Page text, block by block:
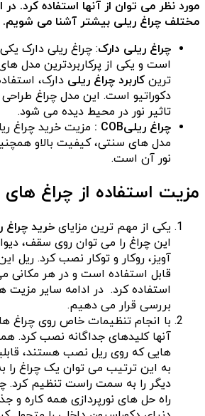
مورد نظر می توان از آنها استفاده کرد. در
مختلف چراغ ریلی بیشتر آشنا می شویم.
چراغ ریلی دارک: چراغ ریلی دارک
است و یکی از پرکاربردترین مدل
ترین کاربرد چراغ ریلی دارک،
دکوراتیو است. این مدل چراغ طراحی
تاثیر نور در محیط دیده می شود.
چراغ ریلیCOB :
مدل های سنتی، کیفیت بالاو
نور آن است.
مزیت استفاده از چراغ های
یکی از مهم ترین مزایای خرید چراغ
این چراغ را می توان روی سقف،
آویز، روکار و توکار نصب کرد. ریل
قابل استفاده است و در هر مکانی
استفاده کرد. در ادامه سایر مزیت
بررسی قرار می دهیم.
با انجام تنظیمات خاص روی چراغ
آنها کلیدهای جداگانه نصب کرد.
هایی که روی ریل نصب هستند،
به این ترتیب می توان یک چراغ
دیگر را به سمت راست تنظیم کرد.
راه حل های نورپردازی همه کاره و